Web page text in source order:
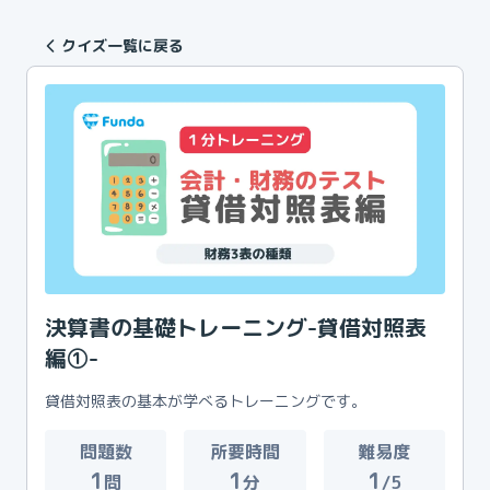
クイズ一覧に戻る
決算書の基礎トレーニング-貸借対照表
編①-
貸借対照表の基本が学べるトレーニングです。
問題数
1 問
所要時間
1分
難易度
1 /5